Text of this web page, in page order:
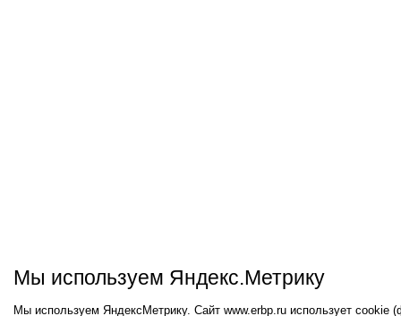
Мы используем Яндекс.Метрику
Мы используем ЯндексМетрику. Сайт www.erbp.ru использует